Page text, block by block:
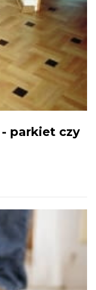
- parkiet czy